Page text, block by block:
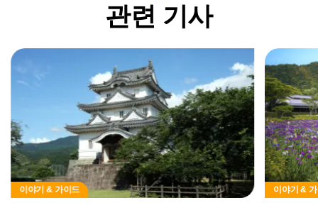
관련 기사
이야기 & 가이드 이야기 &